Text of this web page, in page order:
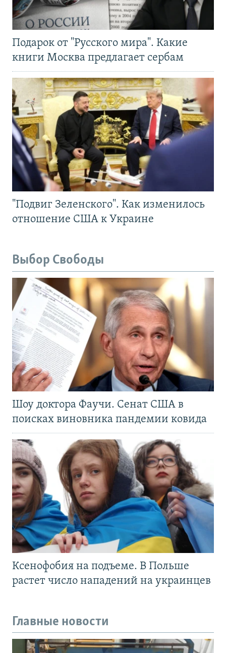
Подарок от "Русского мира". Какие
книги Москва предлагает сербам
"Подвиг Зеленского". Как изменилось
отношение США к Украине
Выбор Свободы
Шоу доктора Фаучи. Сенат США в
поисках виновника пандемии ковида
Ксенофобия на подъеме. В Польше
растет число нападений на украинцев
Главные новости